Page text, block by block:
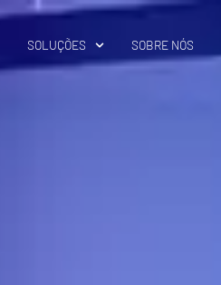
SOLUÇÕES SOBRE NÓS